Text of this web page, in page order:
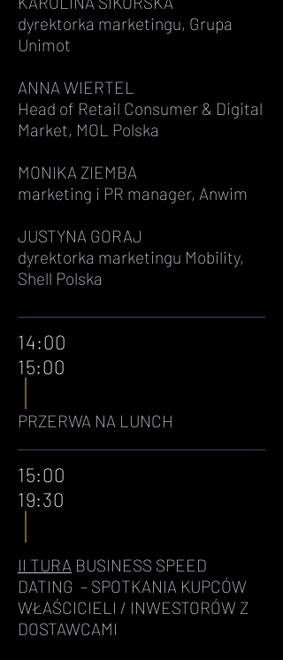
dyrektorka marketingu, Grupa
Unimot
ANNA WIERTEL
Head of Retail Consumer & Digital
Market, MOL Polska
MONIKA ZIEMBA
marketing i PR manager, Anwim
JUSTYNA GORAJ
dyrektorka marketingu Mobility,
Shell Polska
14:00
15:00
PRZERWA NA LUNCH
15:00
19:30
II TURA BUSINESS SPEED
DATING – SPOTKANIA KUPCÓW
WŁAŚCICIELI / INWESTORÓW Z
DOSTAWCAMI